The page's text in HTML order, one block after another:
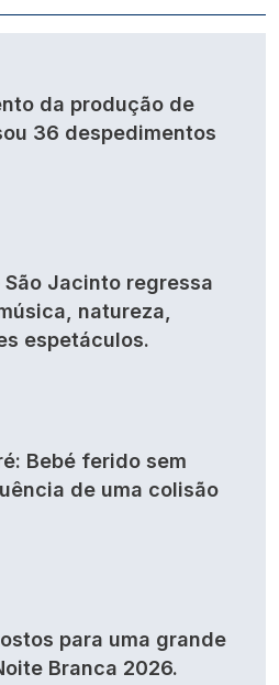
da produção de
36 despedimentos
Jacinto regressa
natureza,
espetáculos.
Bebé ferido sem
de uma colisão
para uma grande
Branca 2026.